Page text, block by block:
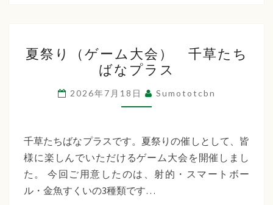
祭
り
（ゲ
ー
大
会）
千
草
夏祭り（ゲーム大会） 千草たち
ばなプラス
2026年7月18日 Sumototcbn
千草たちばなプラスです。夏祭りの催しとして、皆
様に楽しんでいただけるゲーム大会を開催しまし
た。 今回ご用意したのは、射的・スマートボー
ル・金魚すくいの3種類です…